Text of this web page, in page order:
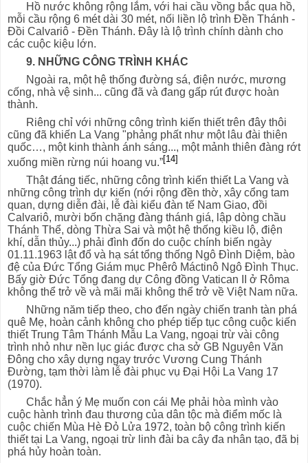
Hồ nước không rộng lắm, với hai cầu vồng bắc qua hồ,
mỗi cầu rộng 6 mét dài 30 mét, nối liền lộ trình Đền Thánh -
Đồi Calvariô - Đền Thánh. Đây là lộ trình chính dành cho
các cuộc kiệu lớn.
9. NHỮNG CÔNG TRÌNH KHÁC
Ngoài ra, một hệ thống đường sá, điện nước, mương
cống, nhà vệ sinh... cũng đã và đang gấp rút được hoàn
thành.
Riêng chỉ với những công trình kiến thiết trên đây thôi
cũng đã khiến La Vang "phảng phất như một lâu đài thiên
quốc…, một kinh thành ánh sáng..., một mảnh thiên đàng rớt
xuống miền rừng núi hoang vu.”[14]
Thật đáng tiếc, những công trình kiến thiết La Vang và
những công trình dự kiến (nới rộng đền thờ, xây cổng tam
quan, dựng diễn đài, lễ đài kiểu đàn tế Nam Giao, đồi
Calvariô, mười bốn chặng đàng thánh giá, lập dòng chầu
Thánh Thể, dòng Thừa Sai và một hệ thống kiều lộ, điện
khí, dẫn thủy...) phải đình đốn do cuộc chính biến ngày
01.11.1963 lật đổ và hạ sát tổng thống Ngô Đình Diệm, bào
đệ của Đức Tổng Giám mục Phêrô Máctinô Ngô Đình Thục.
Bấy giờ Đức Tổng đang dự Công đồng Vatican II ở Rôma
không thể trở về và mãi mãi không thể trở về Việt Nam nữa.
Những năm tiếp theo, cho đến ngày chiến tranh tàn phá
quê Mẹ, hoàn cảnh không cho phép tiếp tục công cuộc kiến
thiết Trung Tâm Thánh Mẫu La Vang, ngoại trừ vài công
trình nhỏ như nền lục giác được cha sở GB Nguyên Văn
Đông cho xây dựng ngay trước Vương Cung Thánh
Đường, tạm thời làm lễ đài phục vụ Đại Hội La Vang 17
(1970).
Chắc hẳn ý Mẹ muốn con cái Mẹ phải hòa mình vào
cuộc hành trình đau thương của dân tộc mà điểm mốc là
cuộc chiến Mùa Hè Đỏ Lửa 1972, toàn bộ công trình kiến
thiết tại La Vang, ngoại trừ linh đài ba cây đa nhân tạo, đã bị
phá hủy hoàn toàn.